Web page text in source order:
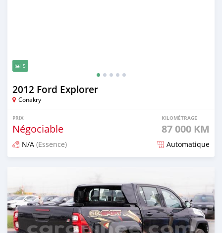
5
2012 Ford Explorer
Conakry
PRIX
Négociable
KILOMÉTRAGE
87 000 KM
N/A (Essence) Automatique